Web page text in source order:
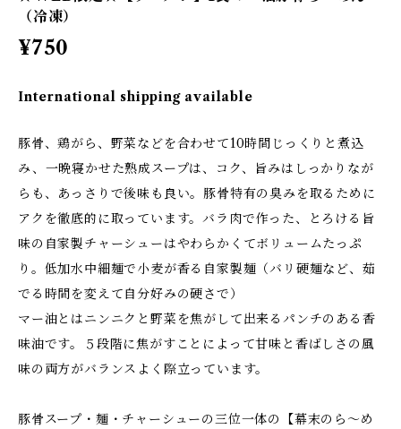
（冷凍）
¥750
International shipping available
豚骨、鶏がら、野菜などを合わせて10時間じっくりと煮込
み、一晩寝かせた熟成スープは、コク、旨みはしっかりなが
らも、あっさりで後味も良い。豚骨特有の臭みを取るために
アクを徹底的に取っています。バラ肉で作った、とろける旨
味の自家製チャーシューはやわらかくてボリュームたっぷ
り。低加水中細麺で小麦が香る自家製麺（バリ硬麺など、茹
でる時間を変えて自分好みの硬さで）
マー油とはニンニクと野菜を焦がして出来るパンチのある香
味油です。５段階に焦がすことによって甘味と香ばしさの風
味の両方がバランスよく際立っています。
豚骨スープ・麺・チャーシューの三位一体の【幕末のら～め